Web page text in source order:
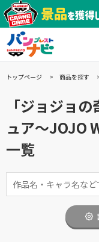
トップページ 商品を探す
「ジョジョ
ュア～JOJO
一覧